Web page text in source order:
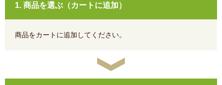
1. 商品を選ぶ（カートに追加）
商品をカートに追加してください。